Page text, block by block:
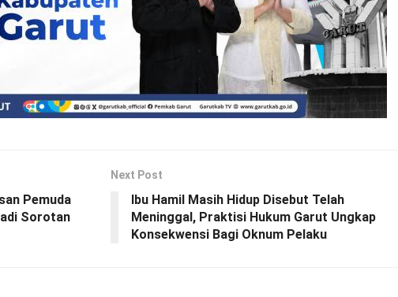
Pemuda
Sorotan
Next Post
Ibu Hamil Masih Hidup Disebut Telah
Meninggal, Praktisi Hukum Garut Ungkap
Konsekwensi Bagi Oknum Pelaku